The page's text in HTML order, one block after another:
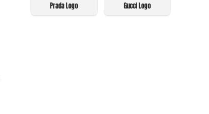
Prada Logo Gucci Logo